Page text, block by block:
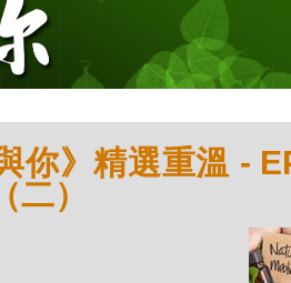
你》精選重溫 -
二）